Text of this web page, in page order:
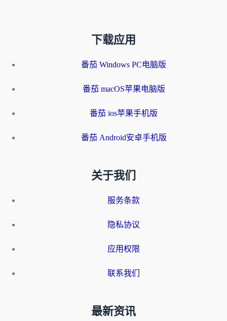
下载应用
番茄 Windows PC电脑版
番茄 macOS苹果电脑版
番茄 ios苹果手机版
番茄 Android安卓手机版
关于我们
服务条款
隐私协议
应用权限
联系我们
最新资讯